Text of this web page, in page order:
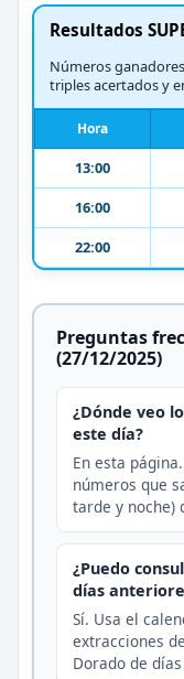
Resultados
Números
triples acertados y
Hora
13:00
16:00
22:00
Preguntas
(27/12/2025)
¿Dónde veo
este día?
En esta
números que
tarde y noche)
¿Puedo
días
Sí. Usa el
extracciones
Dorado de